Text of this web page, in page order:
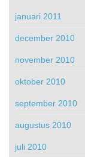
januari 2011
december 2010
november 2010
oktober 2010
september 2010
augustus 2010
juli 2010